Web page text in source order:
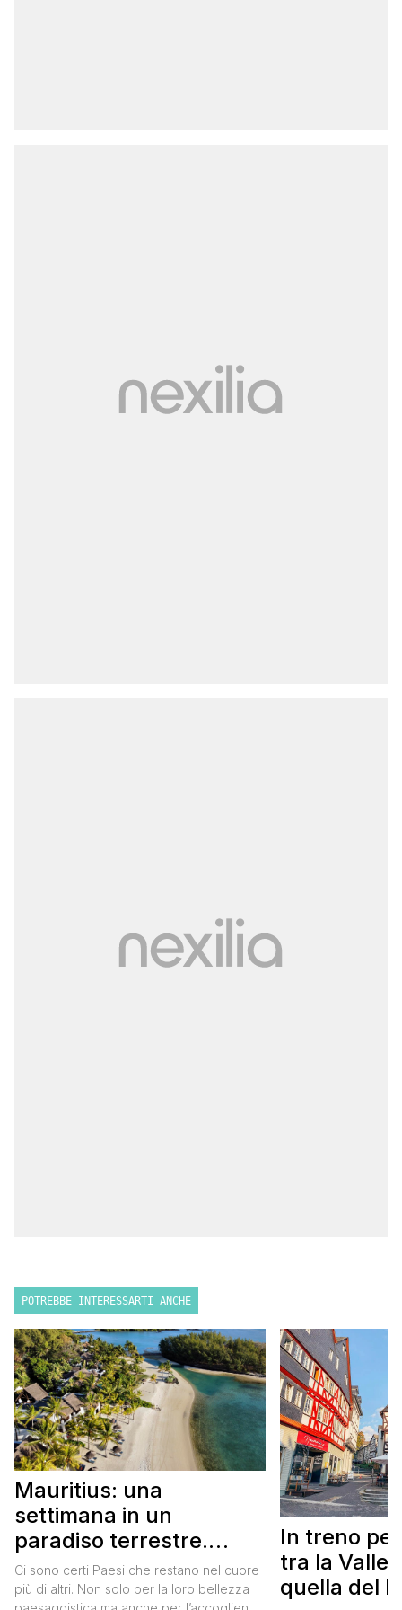
POTREBBE INTERESSARTI ANCHE
Mauritius: una
settimana in un
paradiso terrestre.
Itinerario completo
Ci sono certi Paesi che restano nel cuore
più di altri. Non solo per la loro bellezza
In treno
tra la Valle
quella del